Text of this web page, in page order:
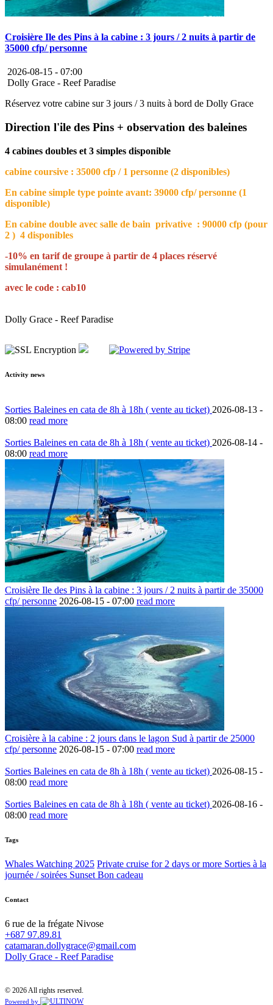
Croisière Ile des Pins à la cabine : 3 jours / 2 nuits à partir de
35000 cfp/ personne
2026-08-15 - 07:00
Dolly Grace - Reef Paradise
Réservez votre cabine sur 3 jours / 3 nuits à bord de Dolly Grace
Direction l'ile des Pins + observation des baleines
4 cabines doubles et 3 simples disponible
cabine coursive : 35000 cfp / 1 personne (2 disponibles)
En cabine simple type pointe avant: 39000 cfp/ personne (1
disponible)
En cabine double avec salle de bain privative : 90000 cfp (pour
2 ) 4 disponibles
-10% en tarif de groupe à partir de 4 places réservé
simulanément !
avec le code : cab10
Dolly Grace - Reef Paradise
Activity news
Sorties Baleines en cata de 8h à 18h ( vente au ticket) 2026-08-13 -
08:00 read more
Sorties Baleines en cata de 8h à 18h ( vente au ticket) 2026-08-14 -
08:00 read more
Croisière Ile des Pins à la cabine : 3 jours / 2 nuits à partir de 35000
cfp/ personne 2026-08-15 - 07:00 read more
Croisière à la cabine : 2 jours dans le lagon Sud à partir de 25000
cfp/ personne 2026-08-15 - 07:00 read more
Sorties Baleines en cata de 8h à 18h ( vente au ticket) 2026-08-15 -
08:00 read more
Sorties Baleines en cata de 8h à 18h ( vente au ticket) 2026-08-16 -
08:00 read more
Tags
Whales Watching 2025 Private cruise for 2 days or more Sorties à la
journée / soirées Sunset Bon cadeau
Contact
6 rue de la frégate Nivose
+687 97.89.81
catamaran.dollygrace@gmail.com
Dolly Grace - Reef Paradise
© 2026 All rights reserved.
Powered by